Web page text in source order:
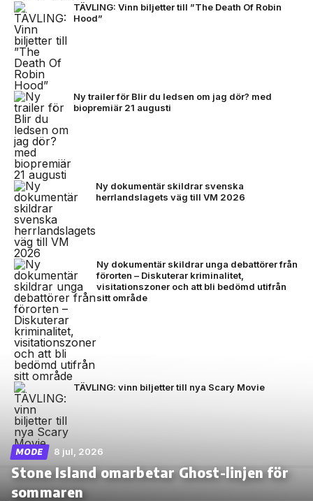
TÄVLING: Vinn biljetter till ”The Death Of Robin
Hood”
Ny trailer för Blir du ledsen om jag dör? med
biopremiär 21 augusti
Ny dokumentär skildrar svenska
herrlandslagets väg till VM 2026
Ny dokumentär skildrar unga debattörer från
förorten – Diskuterar kriminalitet,
visitationszoner och att bli bedömd utifrån
sitt område
TÄVLING: vinn biljetter till nya Scary Movie
MODE 8 jul, 2026
Stone Island omarbetar Ghost-linjen för
sommaren